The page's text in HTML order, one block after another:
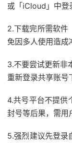
或「iCloud」中登
2.下载完所需软件
免因多人使用造成
3.不要尝试更新非
重新登录共享账号
4.共号平台不提供
封号等后果，需用
5.强烈建议先登